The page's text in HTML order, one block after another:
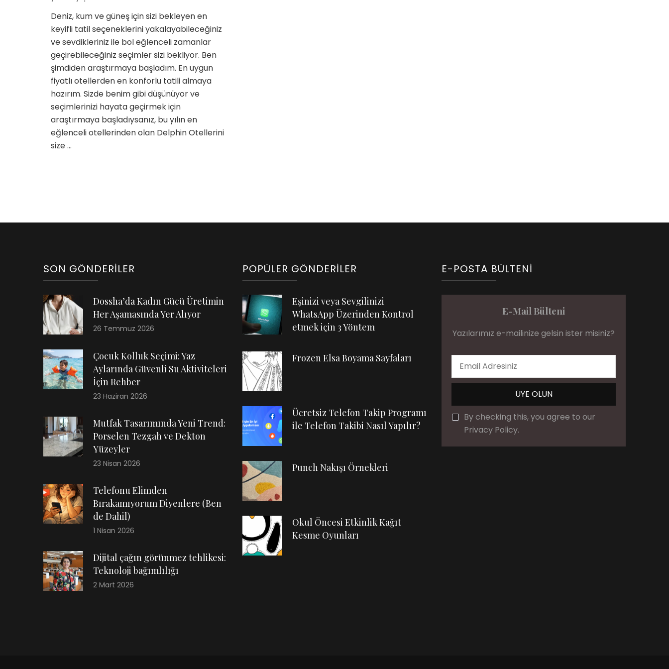
Konforlu
Tatili
Şimdi
için
Deniz, kum ve güneş için sizi bekleyen en
keyifli tatil seçeneklerini yakalayabileceğiniz
ve sevdikleriniz ile bol eğlenceli zamanlar
geçirebileceğiniz seçimler sizi bekliyor. Ben
şimdiden araştırmaya başladım. En uygun
fiyatlı otellerden en konforlu tatili almaya
hazırım. Sizde benim gibi düşünüyor ve
seçimlerinizi hayata geçirmek için
araştırmaya başladıysanız, bu yılın en
eğlenceli otellerinden olan Delphin Otellerini
size …
SON GÖNDERILER
Dossha’da Kadın Gücü Üretimin
Her Aşamasında Yer Alıyor
26 Temmuz 2026
Çocuk Kolluk Seçimi: Yaz
Aylarında Güvenli Su Aktiviteleri
İçin Rehber
23 Haziran 2026
Mutfak Tasarımında Yeni Trend:
Porselen Tezgah ve Dekton
Yüzeyler
23 Nisan 2026
Telefonu Elimden
Bırakamıyorum Diyenlere (Ben
de Dahil)
1 Nisan 2026
Dijital çağın görünmez tehlikesi:
Teknoloji bağımlılığı
2 Mart 2026
POPÜLER GÖNDERILER
Eşinizi veya Sevgilinizi
WhatsApp Üzerinden Kontrol
etmek için 3 Yöntem
Frozen Elsa Boyama Sayfaları
Ücretsiz Telefon Takip Programı
ile Telefon Takibi Nasıl Yapılır?
Punch Nakışı Örnekleri
Okul Öncesi Etkinlik Kağıt
Kesme Oyunları
E-POSTA BÜLTENI
E-Mail Bülteni
Yazılarımız e-mailinize gelsin ister misiniz?
By checking this, you agree to our
Privacy Policy.